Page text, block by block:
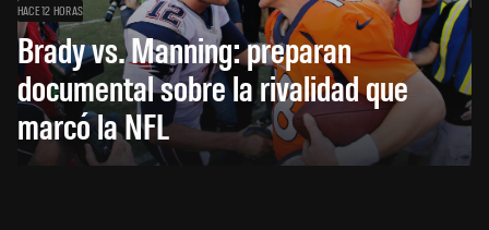
HACE 12 HORAS
Brady vs. Manning: preparan
documental sobre la rivalidad que
marcó la NFL